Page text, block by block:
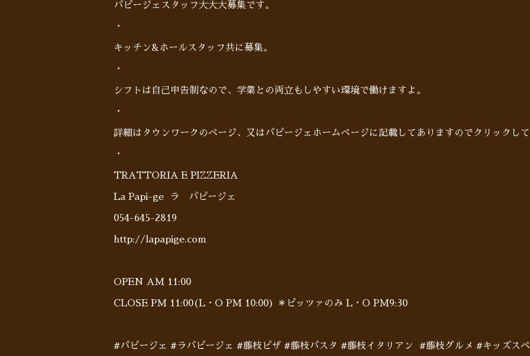
パピージェスタッフ大大大募集です。
・
キッチン&ホールスタッフ共に募集。
・
シフトは自己申告制なので、学業との両立もしやすい環境で働けますよ。
・
詳細はタウンワークのページ、又はパピージェホームページに記載してありますのでクリックし
・
TRATTORIA E PIZZERIA
La Papi-ge ラ パピージェ
054-645-2819
http://lapapige.com
OPEN AM 11:00
CLOSE PM 11:00(L・O PM 10:00) ＊ピッツァのみ L・O PM9:30
#パピージェ #ラパピージェ #藤枝ピザ #藤枝パスタ #藤枝イタリアン #藤枝グルメ #キッズス